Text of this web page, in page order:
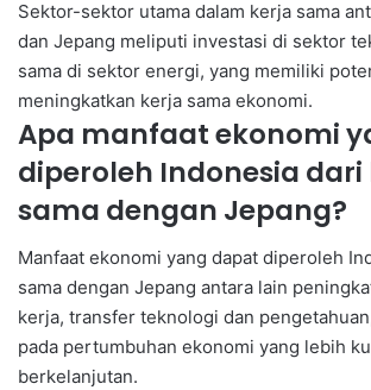
Sektor-sektor utama dalam kerja sama
dan Jepang meliputi investasi di sektor
sama di sektor energi, yang memiliki
meningkatkan kerja sama ekonomi.
Apa manfaat ekonomi
diperoleh Indonesia dari
sama dengan Jepang?
Manfaat ekonomi yang dapat diperoleh
sama dengan Jepang antara lain
kerja, transfer teknologi dan
pada pertumbuhan ekonomi yang lebih
berkelanjutan.